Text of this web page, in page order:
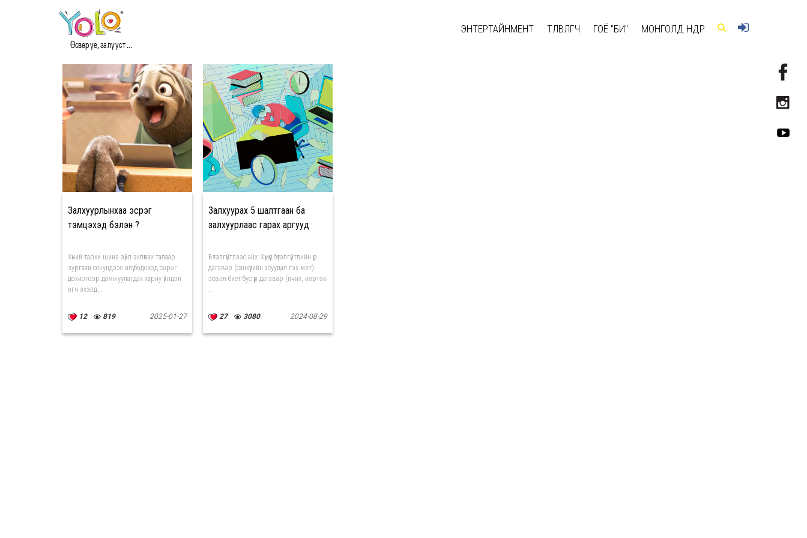
Өсвөр үе, залууст ...
ЭНТЕРТАЙНМЕНТ ТӨЛӨВЛӨГЧ ГОЁ "БИ" МОНГОЛД ӨНӨӨДӨР
#ЗАЛХУУРЛААС ГАРАХ МЭДЭЭ
Залхуурлынхаа эсрэг
тэмцэхэд бэлэн үү?
Хүний тархи шинэ зүйл эхлүүлэх талаар
зургаан секундээс илүү бодоход сөрөг
дохиогоор дамжуулагдах хариу үйлдэл
өгч эхэлд...
12 819 2025-01-27
Залхуурах 5 шалтгаан ба
залхуурлаас гарах аргууд
Бүтэлгүйтлээс айх: Хүмүүс бүтэлгүйтлийн үр
дагавар (санхүүгийн асуудал гэх мэт)
эсвэл биет бус үр дагавар (ичих, өөртөө
...
27 3080 2024-08-29